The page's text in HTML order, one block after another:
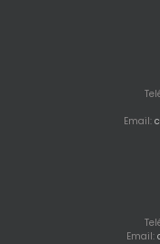
Email:
Email: